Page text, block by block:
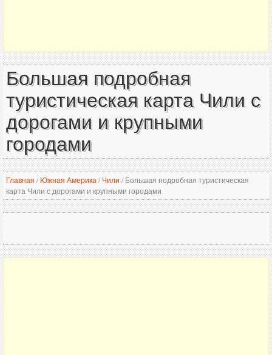
Большая подробная
туристическая карта Чили с
дорогами и крупными
городами
Главная / Южная Америка / Чили /Большая подробная туристическая
карта Чили с дорогами и крупными городами